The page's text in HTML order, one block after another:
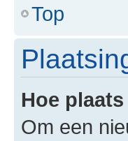
Top
Hoe
Om een